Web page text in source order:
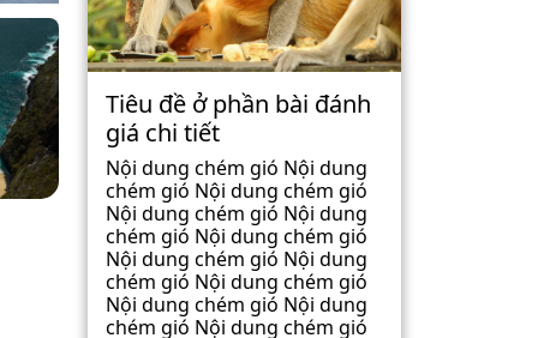
Tiêu đề ở phần bài đánh
giá chi tiết
Nội dung chém gió Nội dung
chém gió Nội dung chém gió
Nội dung chém gió Nội dung
chém gió Nội dung chém gió
Nội dung chém gió Nội dung
chém gió Nội dung chém gió
Nội dung chém gió Nội dung
chém gió Nội dung chém gió